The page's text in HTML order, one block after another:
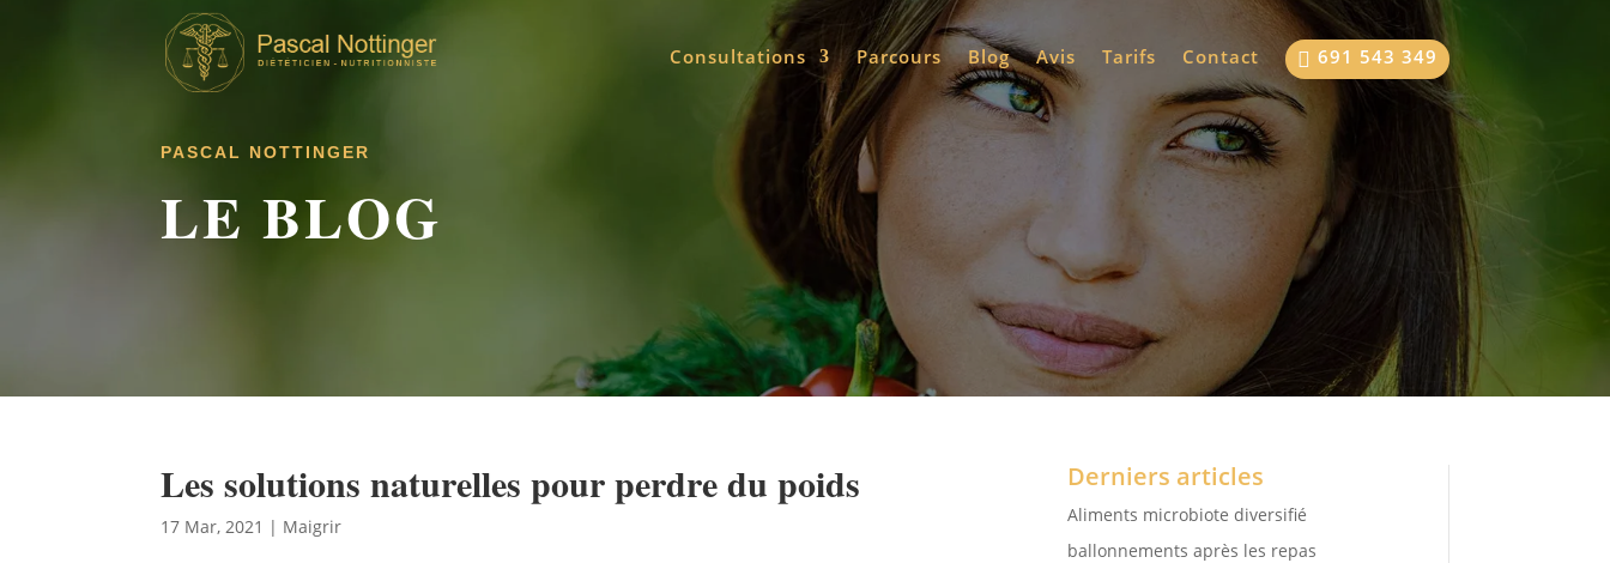
Consultations Parcours Blog Avis Tarifs Contact  691 543 349
PASCAL NOTTINGER
LE BLOG
Les solutions naturelles pour perdre du poids
17 Mar, 2021 | Maigrir
Derniers articles
Aliments microbiote diversifié
ballonnements après les repas